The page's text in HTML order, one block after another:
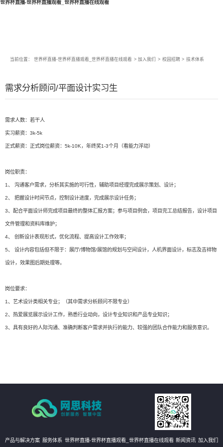
世界杯直播-世界杯直播观看_世界杯直播在线观看
当前位置： 世界杯直播-世界杯直播观看_世界杯直播在线观看 > 加入我们 > 校园招聘 > 技术体系
需求分析顾问/平面设计实习生
需求人数：若干人
实习薪资：3k-5k
正式薪资：正式岗位薪资：5k-10K，年终奖1-3个月（看能力浮动）
岗位职责：
1、 沟通客户需求，分析其实施的可行性，辅助项目经理完成展示策划、设计；
2、 把握设计时间节点，控制设计进度，完成展示设计任务；
3、配合平面设计师完成项目最终的整体汇报方案；参与项目例会，项目完工总结报告，设计项目
文件管理和资料库维护；
4、 创新设计表现形式，优化流程、提高设计工作效率；
5、 设计内容包括但不限于：展厅/博物馆/展馆的规划与空间设计，人机界面设计，标志及吉祥物
设计，效果图后期处理等。
岗位要求：
1、艺术设计类相关专业；（其中需求分析顾问不限专业）
2、热爱展览展示设计工作，熟悉行业动向，设计专业知识和产品专业知识；
3、具有良好的人际沟通、准确判断客户需求并执行的能力、较强的团队合作能力和服务意识。
产品与解决方案 服务体系 世界杯直播-世界杯直播观看_世界杯直播在线观看 新闻资讯 加入我们